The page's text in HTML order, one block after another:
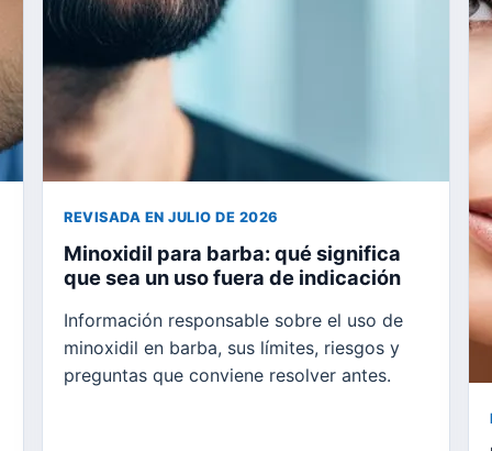
REVISADA EN JULIO DE 2026
Minoxidil para barba: qué significa
que sea un uso fuera de indicación
Información responsable sobre el uso de
minoxidil en barba, sus límites, riesgos y
preguntas que conviene resolver antes.